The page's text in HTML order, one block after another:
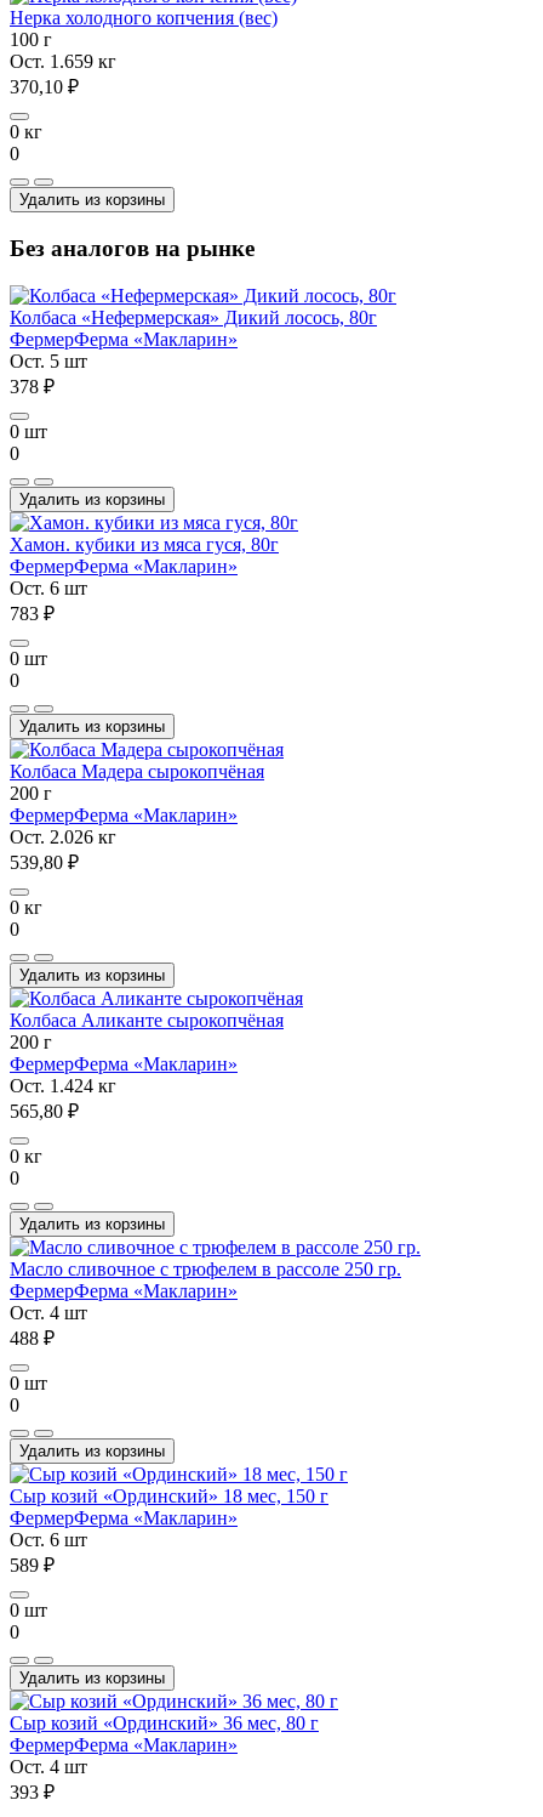
Нерка холодного копчения (вес)
100 г
Ост. 1.659 кг
370,10 ₽
0 кг
0
Удалить из корзины
Без аналогов на рынке
Колбаса «Нефермерская» Дикий лосось, 80г
ФермерФерма «Макларин»
Ост. 5 шт
378 ₽
0 шт
0
Удалить из корзины
Хамон. кубики из мяса гуся, 80г
ФермерФерма «Макларин»
Ост. 6 шт
783 ₽
0 шт
0
Удалить из корзины
Колбаса Мадера сырокопчёная
200 г
ФермерФерма «Макларин»
Ост. 2.026 кг
539,80 ₽
0 кг
0
Удалить из корзины
Колбаса Аликанте сырокопчёная
200 г
ФермерФерма «Макларин»
Ост. 1.424 кг
565,80 ₽
0 кг
0
Удалить из корзины
Масло сливочное с трюфелем в рассоле 250 гр.
ФермерФерма «Макларин»
Ост. 4 шт
488 ₽
0 шт
0
Удалить из корзины
Сыр козий «Ординский» 18 мес, 150 г
ФермерФерма «Макларин»
Ост. 6 шт
589 ₽
0 шт
0
Удалить из корзины
Сыр козий «Ординский» 36 мес, 80 г
ФермерФерма «Макларин»
Ост. 4 шт
393 ₽